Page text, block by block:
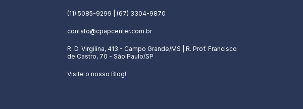
(11) 5085-9299 | (67) 3304-9870
contato@cpapcenter.com.br
R. D. Virgilina, 413 - Campo Grande/MS | R. Prof. Francisco
de Castro, 70 - São Paulo/SP
Visite o nosso Blog!